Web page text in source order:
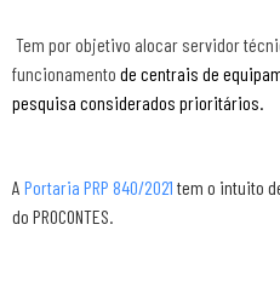
Tem por objetivo alocar servidor
funcionamento de centrais de
pesquisa considerados prioritários.
A Portaria PRP 840/2021 tem o intuito
do PROCONTES.